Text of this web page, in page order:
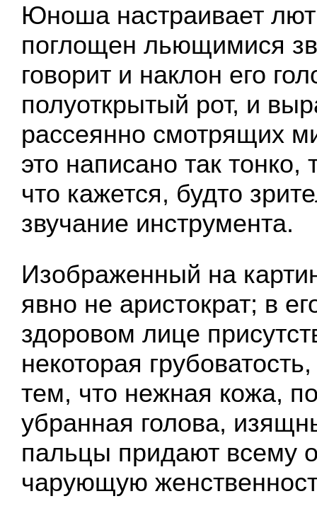
Юноша настраивает
поглощен льющимися
говорит и наклон его
полуоткрытый рот, и
рассеянно смотрящих
это написано так тонко,
что кажется, будто
звучание инструмента.
Изображенный на
явно не аристократ; в
здоровом лице
некоторая
тем, что нежная кожа,
убранная голова,
пальцы придают всему
чарующую